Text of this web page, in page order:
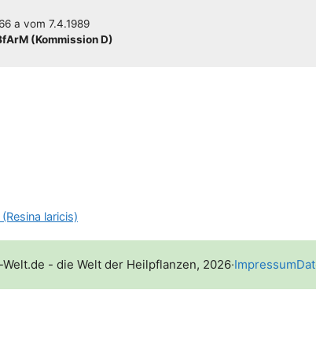
a vom 7.4.1989
(Kom­mis­si­on D)
laricis)
- die Welt der Heilpflanzen, 2026·Impressum